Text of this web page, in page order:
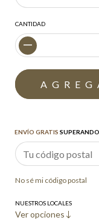
CANTIDAD
ENVÍO GRATIS
No sé mi código postal
NUESTROS LOCALES
Ver opciones